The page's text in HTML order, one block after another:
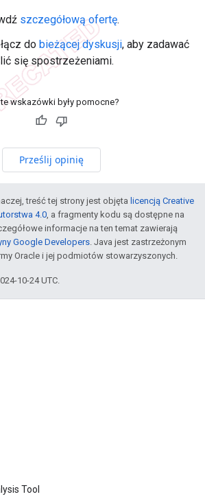
szczegółową ofertę.
do bieżącej dyskusji, aby zadawać
się spostrzeżeniami.
wskazówki były pomocne?
Prześlij opinię
treść tej strony jest objęta licencją Creative
4.0, a fragmenty kodu są dostępne na
informacje na ten temat zawierają
Google Developers. Java jest zastrzeżonym
Oracle i jej podmiotów stowarzyszonych.
10-24 UTC.
Tool